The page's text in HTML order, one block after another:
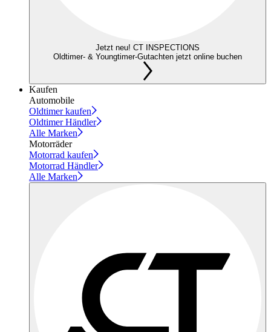
Jetzt neu! CT INSPECTIONS
Oldtimer- & Youngtimer-Gutachten jetzt online buchen
Kaufen
Automobile
Oldtimer kaufen
Oldtimer Händler
Alle Marken
Motorräder
Motorrad kaufen
Motorrad Händler
Alle Marken